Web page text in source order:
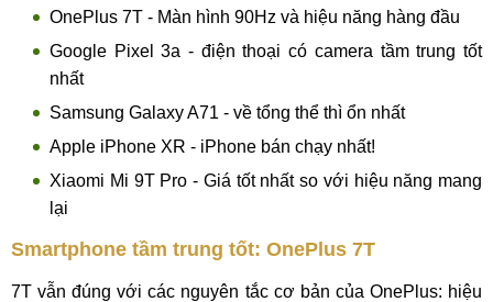
OnePlus 7T - Màn hình 90Hz và hiệu năng hàng đầu
Google Pixel 3a - điện thoại có camera tầm trung tốt
nhất
Samsung Galaxy A71 - về tổng thể thì ổn nhất
Apple iPhone XR - iPhone bán chạy nhất!
Xiaomi Mi 9T Pro - Giá tốt nhất so với hiệu năng mang
lại
Smartphone tầm trung tốt: OnePlus 7T
7T vẫn đúng với các nguyên tắc cơ bản của OnePlus: hiệu